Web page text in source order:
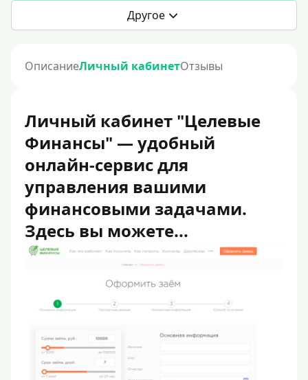
Другое
ОписаниеЛичный кабинетОтзывы
Личный кабинет "Целевые
Финансы" — удобный
онлайн-сервис для
управления вашими
финансовыми задачами.
Здесь вы можете...